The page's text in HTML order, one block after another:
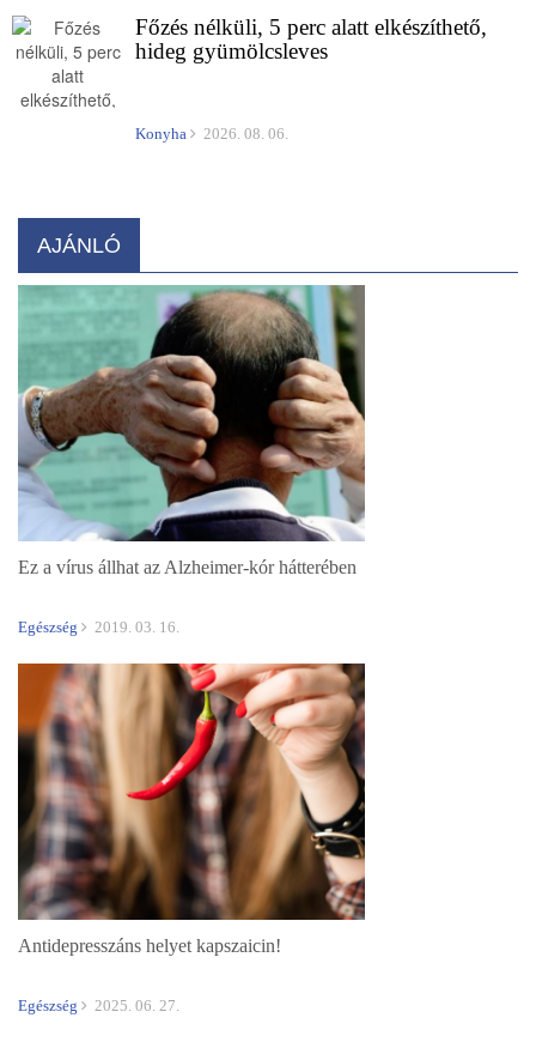
Főzés nélküli, 5 perc alatt elkészíthető,
hideg gyümölcsleves
Konyha 2026. 08. 06.
AJÁNLÓ
Ez a vírus állhat az Alzheimer-kór hátterében
Egészség 2019. 03. 16.
Antidepresszáns helyet kapszaicin!
Egészség 2025. 06. 27.